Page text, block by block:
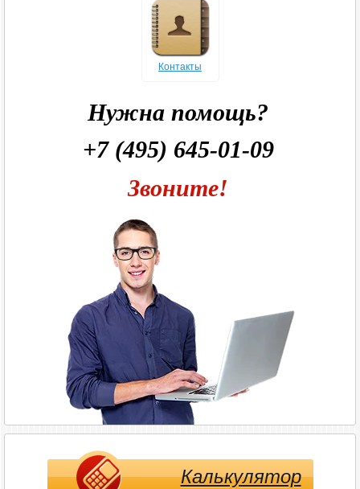
Калькулятор
Контакты
Нужна помощь?
+7 (495) 645-01-09
Звоните!